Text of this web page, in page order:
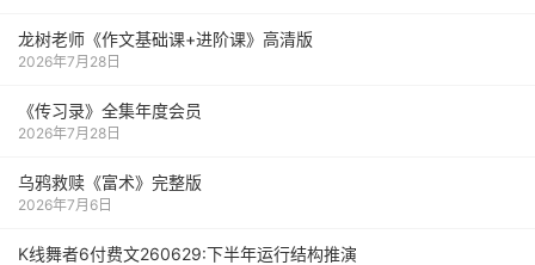
龙树老师《作文基础课+进阶课》高清版
2026年7月28日
《传习录》全集年度会员
2026年7月28日
乌鸦救赎《富术》完整版
2026年7月6日
K线舞者6付费文260629:下半年运行结构推演